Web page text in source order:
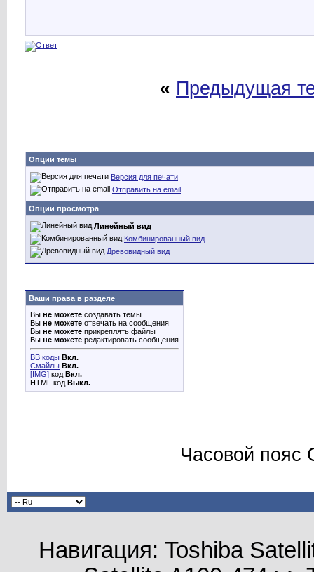
« Предыдущая
Опции темы
Версия для печати
Отправить на email
Опции просмотра
Линейный вид
Комбинированный вид
Древовидный вид
Ваши права в разделе
Вы не можете создавать темы
Вы не можете отвечать на сообщения
Вы не можете прикреплять файлы
Вы не можете редактировать сообщения
BB коды Вкл.
Смайлы Вкл.
[IMG] код Вкл.
HTML код Выкл.
Часовой пояс
Навигация: Toshiba